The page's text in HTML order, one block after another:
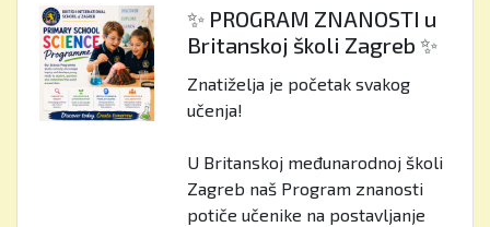
✨ PROGRAM ZNANOSTI u
Britanskoj školi Zagreb ✨
Znatiželja je početak svakog
učenja!
U Britanskoj međunarodnoj školi
Zagreb naš Program znanosti
potiče učenike na postavljanje